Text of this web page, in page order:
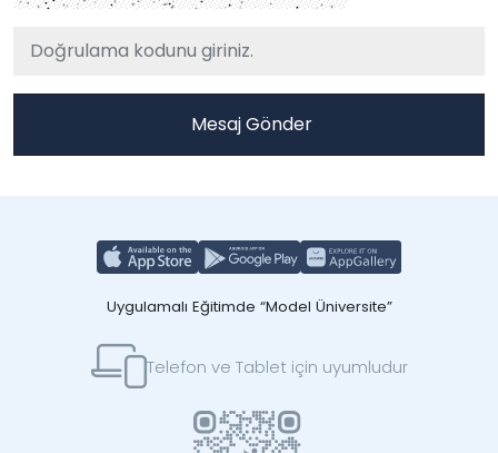
Uygulamalı Eğitimde “Model Üniversite”
Telefon ve Tablet için uyumludur